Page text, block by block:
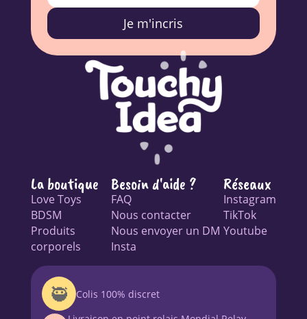
Je m'incris
La boutique
Love Toys
BDSM
Produits
corporels
Besoin d'aide ?
FAQ
Nous contacter
Nous envoyer un DM
Insta
Réseaux
Instagram
TikTok
Youtube
🥷 Colis 100% discret